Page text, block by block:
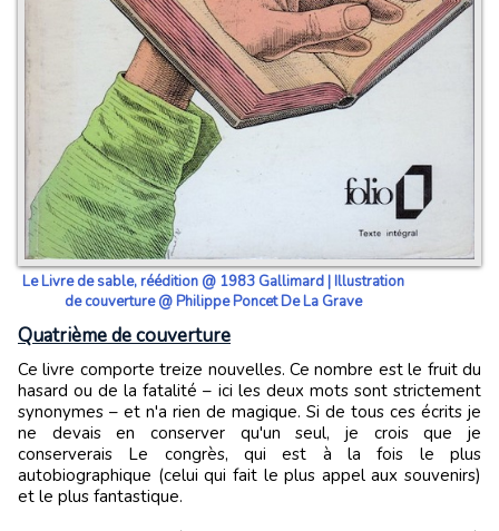
Le Livre de sable, réédition @ 1983 Gallimard | Illustration
de couverture @ Philippe Poncet De La Grave
Quatrième de couverture
Ce livre comporte treize nouvelles. Ce nombre est le fruit du
hasard ou de la fatalité – ici les deux mots sont strictement
synonymes – et n'a rien de magique. Si de tous ces écrits je
ne devais en conserver qu'un seul, je crois que je
conserverais Le congrès, qui est à la fois le plus
autobiographique (celui qui fait le plus appel aux souvenirs)
et le plus fantastique.